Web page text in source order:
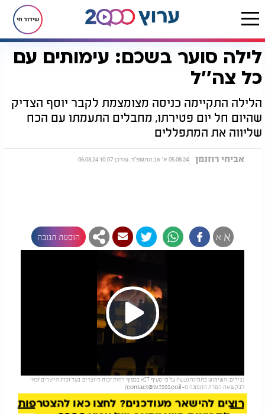
שידור חי
דף הבית חדשות חדשות בארץ לילה סוער בשכם: עימותים עם כל צה''ל
לילה סוער בשכם: עימותים עם
כל צה''ל
הלילה התקיימה כניסה מצומצמת לקבר יוסף הצדיק
שהיום חל יום פטירתו, מחבלים התעמתו עם הכח
שליווה את המתפללים
אביחי רוזנמן 05.08.24 א' אב התשפ"ד, עודכן 10:07 06.08.24
א א הוספת תגובה
Play
(צילום: השימוש בתמונה נעשה על פי סעיף 27א בכפוף לחוק זכות היוצרים. בעל זכות היוצרים זכאי
לבקש את הסרת התמונה מ- contact@tv2000.co.il
)
להמשך קריאה
רוצים להישאר מעודכנים? לחצו כאן להצטרפות